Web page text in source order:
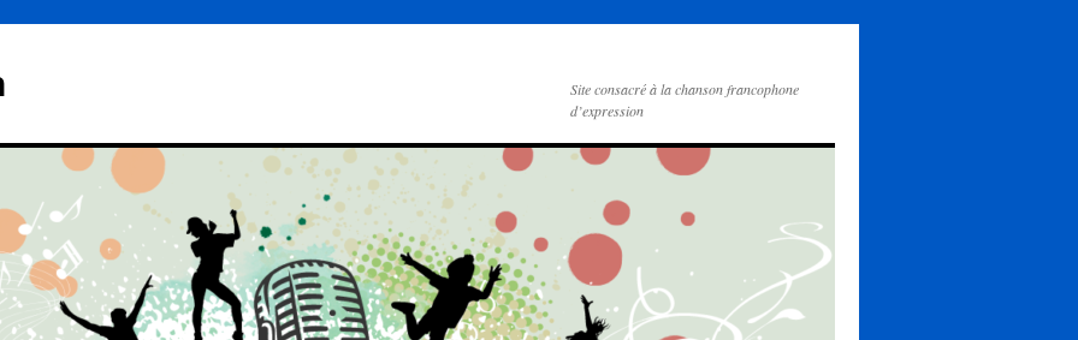
Site consacré à la chanson francophone
d’expression